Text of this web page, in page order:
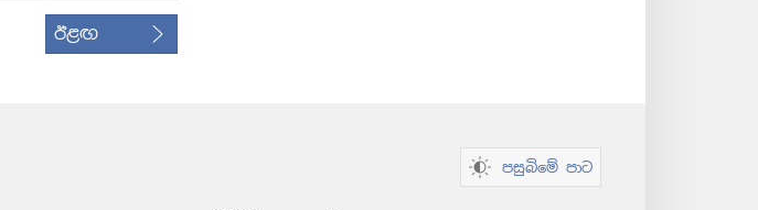
ඊළඟ
පසුබිමේ පාට